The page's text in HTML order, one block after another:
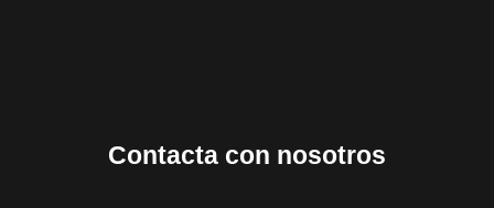
Contacta con nosotros